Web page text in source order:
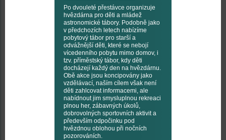
Po dvouleté přestávce organizuje
hvězdárna pro děti a mládež
astronomické tábory. Podobně jako
v předchozích letech nabízíme
pobytový tábor pro starší a
odvážnější děti, které se nebojí
vícedenního pobytu mimo domov, i
tzv. příměstský tábor, kdy děti
docházejí každý den na hvězdárnu.
Obě akce jsou koncipovány jako
vzdělávací, naším cílem však není
děti zahlcovat informacemi, ale
nabídnout jim smysluplnou rekreaci
plnou her, zábavných úkolů,
dobrovolných sportovních aktivit a
především odpočinku pod
hvězdnou oblohou při nočních
pozorováních.